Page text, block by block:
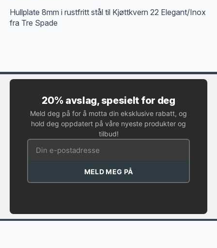
Hullplate 8mm i rustfritt stål til Kjøttkvern 22 Elegant/Inox
fra Tre Spade
20% avslag, spesielt for deg
Meld deg på for å motta din eksklusive rabatt, og
hold deg oppdatert på våre nyeste produkter og
tilbud!
MELD MEG PÅ